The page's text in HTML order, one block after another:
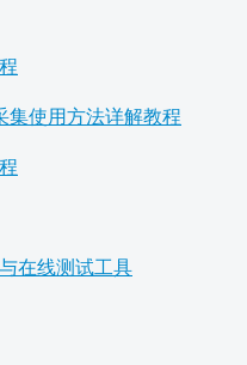
集使用方法详解教程
在线测试工具